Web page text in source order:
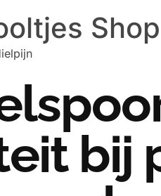
Shop
bij